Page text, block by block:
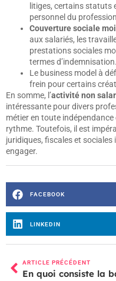
litiges, certains statuts
personnel du
Couverture sociale
aux salariés, les
prestations sociales
termes d’indemnisation.
Le business model à
frein pour certains
En somme, l’activité non
intéressante pour divers
métier en toute
rythme. Toutefois, il est
juridiques, fiscales et sociales
engager.
FACEBOOK
LINKEDIN
ARTICLE PRÉCÉDENT